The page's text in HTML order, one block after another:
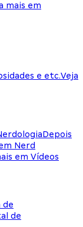
mais em
e etc.Veja
Depois
Nerd
em Vídeos
de
de